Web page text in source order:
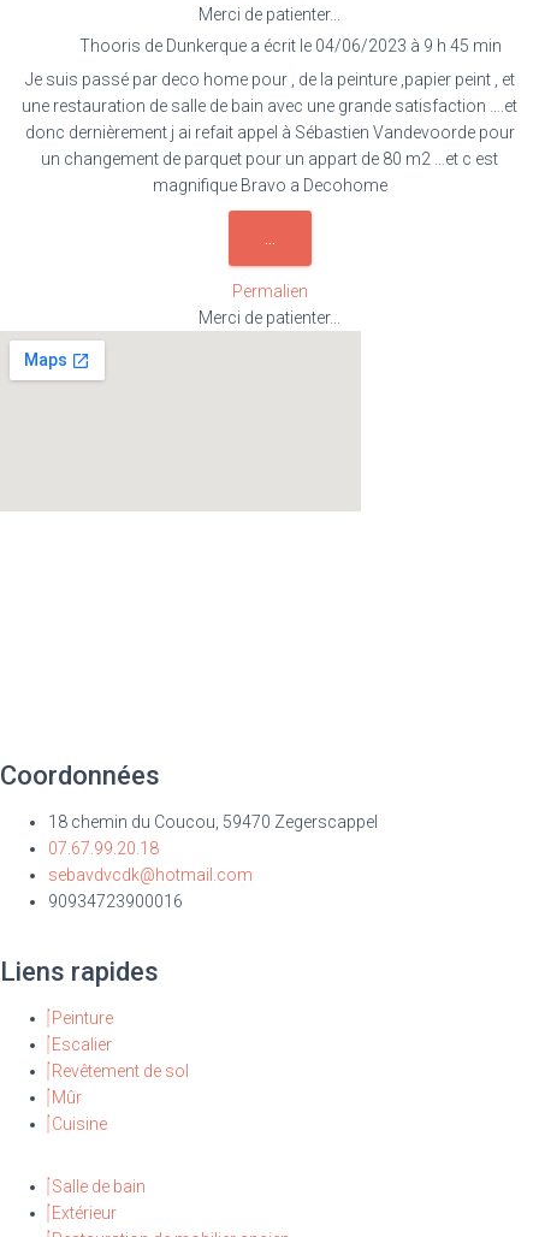
MÉTA.
Merci de patienter...
Thooris de Dunkerque a écrit le 04/06/2023 à 9 h 45 min
Je suis passé par deco home pour , de la peinture ,papier peint , et
une restauration de salle de bain avec une grande satisfaction ….et
donc dernièrement j ai refait appel à Sébastien Vandevoorde pour
un changement de parquet pour un appart de 80 m2 …et c est
magnifique Bravo a Decohome
CETTE
BOÎTE
MÉTA.
Permalien
Merci de patienter...
Coordonnées
18 chemin du Coucou, 59470 Zegerscappel
07.67.99.20.18
sebavdvcdk@hotmail.com
90934723900016
Liens rapides
Peinture
Escalier
Revêtement de sol
Mûr
Cuisine
Salle de bain
Extérieur